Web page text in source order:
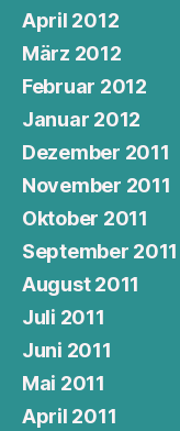
April 2012
März 2012
Februar 2012
Januar 2012
Dezember 2011
November 2011
Oktober 2011
September 2011
August 2011
Juli 2011
Juni 2011
Mai 2011
April 2011